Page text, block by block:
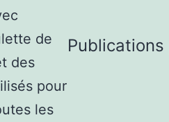
de
des
pour
les
Publications